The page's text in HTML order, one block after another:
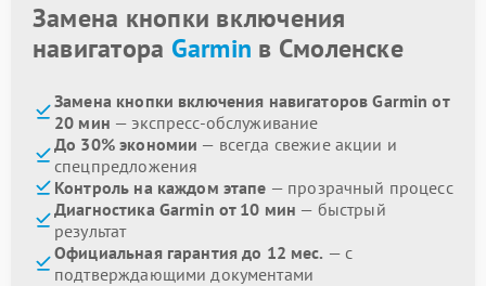
Замена кнопки включения
навигатора Garmin в Смоленске
Замена кнопки включения навигаторов Garmin от
20 мин — экспресс-обслуживание
До 30% экономии — всегда свежие акции и
спецпредложения
Контроль на каждом этапе — прозрачный процесс
Диагностика Garmin от 10 мин — быстрый
результат
Официальная гарантия до 12 мес. — с
подтверждающими документами